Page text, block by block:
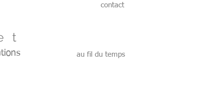
au fil du temps
contact